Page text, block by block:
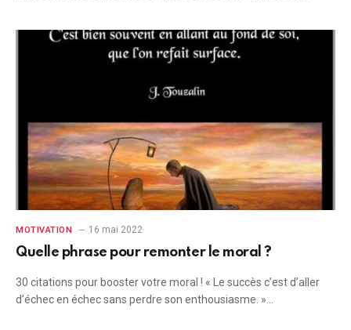
MOTIVATION 16 mai 2022
Quelle phrase pour remonter le moral ?
30 citations pour booster votre moral ! « Le succès c’est d’aller
d’échec en échec sans perdre son enthousiasme. »…